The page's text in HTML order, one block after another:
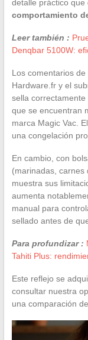
detalle práctico
comportamiento
Leer también :
Denqbar 5100W:
Los comentarios
Hardware.fr y el
sella
que se encuentran
marca Magic Vac.
una congelación
En cambio, con
(marinadas, carnes
muestra sus
aumenta
manual para
sellado antes de
Para profundizar :
Tahiti Plus:
Este reflejo se
consultar nuestra
una comparación